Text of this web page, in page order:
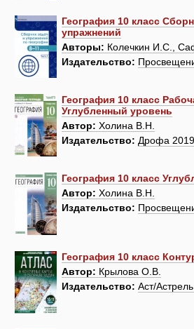
География 10 класс
упражнений
Авторы: Колечкин И.С.,
Издательство:
География 10 класс
Углубленный уровень
Автор: Холина В.Н.
Издательство: Дрофа 2019
География 10 класс
Автор: Холина В.Н.
Издательство:
География 10 класс
Автор: Крылова О.В.
Издательство: Аст/